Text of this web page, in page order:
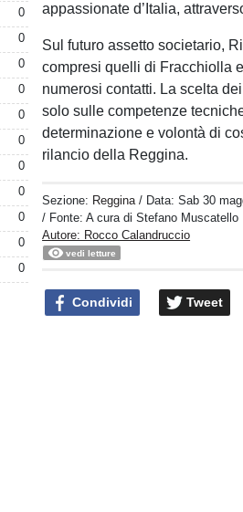
0
0
0
0
0
0
0
0
0
0
0
appassionate d’Italia,
Sul futuro assetto societario,
compresi quelli di Fracchiolla
numerosi contatti. La scelta
solo sulle competenze
determinazione e volontà di
rilancio della Reggina.
Sezione: Reggina / Data:Sab 30
/ Fonte: A cura di Stefano Muscatello
Autore: Rocco Calandruccio
vedi letture
Condividi Tweet